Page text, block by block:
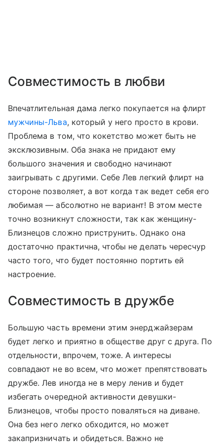
Совместимость в любви
Впечатлительная дама легко покупается на флирт
мужчины-Льва, который у него просто в крови.
Проблема в том, что кокетство может быть не
эксклюзивным. Оба знака не придают ему
большого значения и свободно начинают
заигрывать с другими. Себе Лев легкий флирт на
стороне позволяет, а вот когда так ведет себя его
любимая — абсолютно не вариант! В этом месте
точно возникнут сложности, так как женщину-
Близнецов сложно приструнить. Однако она
достаточно практична, чтобы не делать чересчур
часто того, что будет постоянно портить ей
настроение.
Совместимость в дружбе
Большую часть времени этим энерджайзерам
будет легко и приятно в обществе друг с друга. По
отдельности, впрочем, тоже. А интересы
совпадают не во всем, что может препятствовать
дружбе. Лев иногда не в меру ленив и будет
избегать очередной активности девушки-
Близнецов, чтобы просто поваляться на диване.
Она без него легко обходится, но может
закапризничать и обидеться. Важно не